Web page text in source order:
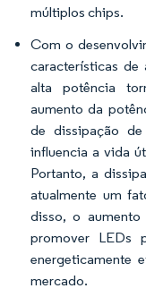
múltiplos chips.
Com o
características de
alta potência
aumento da
de dissipação
influencia a vida
Portanto, a
atualmente um
disso, o aumento
promover LEDs
energeticamente
mercado.